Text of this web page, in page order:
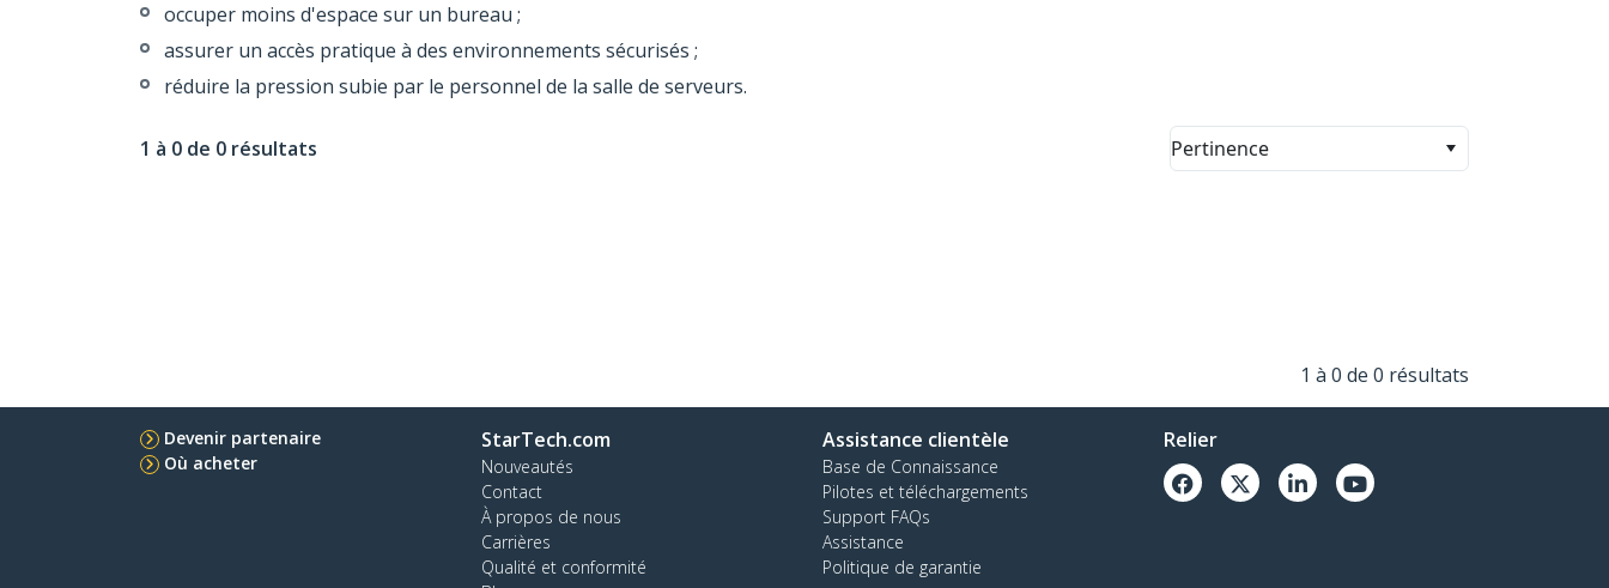
occuper moins d'espace sur un bureau ;
assurer un accès pratique à des environnements sécurisés ;
réduire la pression subie par le personnel de la salle de serveurs.
1 à 0 de 0 résultats Pertinence
1 à 0 de 0 résultats
Devenir partenaire
Où acheter
StarTech.com
Nouveautés
Contact
À propos de nous
Carrières
Qualité et conformité
Assistance clientèle
Base de Connaissance
Pilotes et téléchargements
Support FAQs
Assistance
Politique de garantie
Relier